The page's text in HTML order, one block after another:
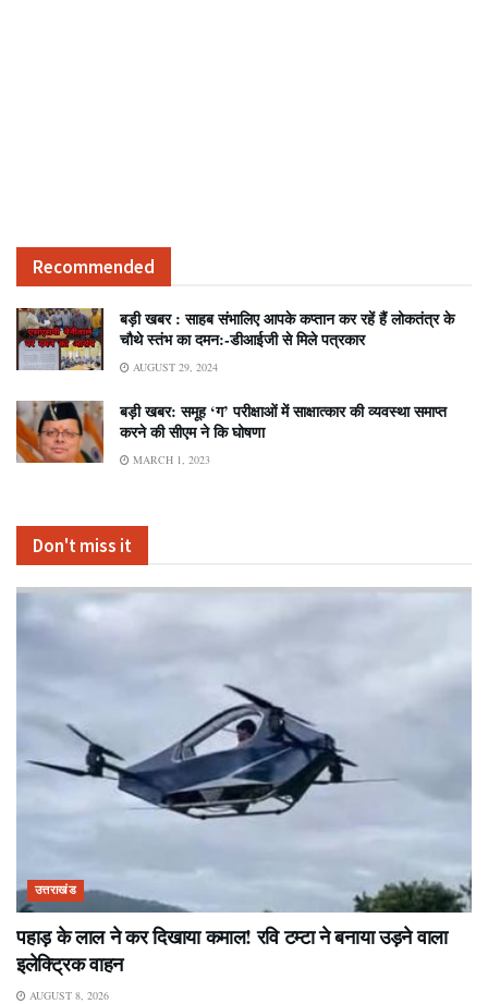
Recommended
बड़ी खबर : साहब संभालिए आपके कप्तान कर रहें हैं लोकतंत्र के
चौथे स्तंभ का दमन:-डीआईजी से मिले पत्रकार
AUGUST 29, 2024
बड़ी खबर: समूह ‘ग’ परीक्षाओं में साक्षात्कार की व्यवस्था समाप्त
करने की सीएम ने कि घोषणा
MARCH 1, 2023
Don't miss it
उत्तराखंड
पहाड़ के लाल ने कर दिखाया कमाल! रवि टम्टा ने बनाया उड़ने वाला
इलेक्ट्रिक वाहन
AUGUST 8, 2026